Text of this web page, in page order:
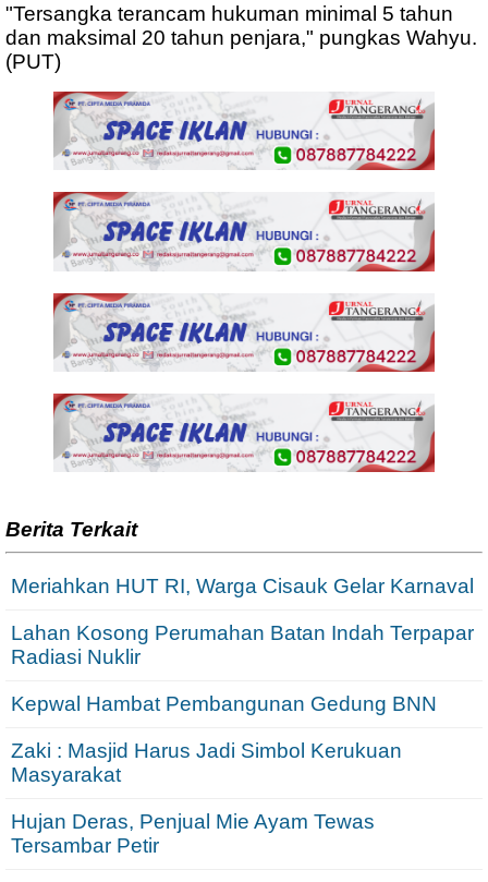
"Tersangka terancam hukuman minimal 5 tahun
dan maksimal 20 tahun penjara," pungkas Wahyu.
(PUT)
Berita Terkait
Meriahkan HUT RI, Warga Cisauk Gelar Karnaval
Lahan Kosong Perumahan Batan Indah Terpapar
Radiasi Nuklir
Kepwal Hambat Pembangunan Gedung BNN
Zaki : Masjid Harus Jadi Simbol Kerukuan
Masyarakat
Hujan Deras, Penjual Mie Ayam Tewas
Tersambar Petir